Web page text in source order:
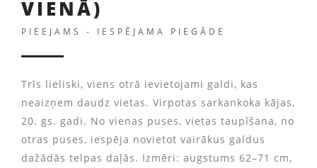
VIENĀ)
PIEEJAMS - IESPĒJAMA PIEGĀDE
Trīs lieliski, viens otrā ievietojami galdi, kas
neaizņem daudz vietas. Virpotas sarkankoka kājas,
20. gs. gadi. No vienas puses, vietas taupīšana, no
otras puses, iespēja novietot vairākus galdus
dažādās telpas daļās. Izmēri: augstums 62–71 cm,